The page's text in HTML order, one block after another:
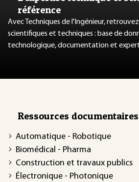
référence
Avec Techniques de l'Ingénieur,
scientifiques et techniques : base de
technologique, documentation et
Ressources documentaires
Automatique - Robotique
Biomédical - Pharma
Construction et travaux publics
Électronique - Photonique